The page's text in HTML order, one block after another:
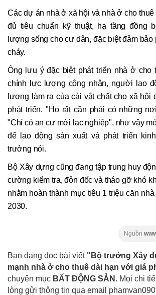
Các dự án nhà ở xã hội và nhà ở cho
đủ tiêu chuẩn kỹ thuật, hạ tầng đồng
lượng sống cho cư dân, đặc biệt đảm bảo
cháy.
Ông lưu ý đặc biệt phát triển nhà ở cho
chính lực lượng công nhân, người lao
lượng làm ra của cải vật chất cho xã hội
phát triển. "Họ rất cần phải có những
"Chỉ có an cư mới lạc nghiệp", như vậy
để lao động sản xuất và phát triển
trưởng nói.
Bộ Xây dựng cũng đang tập trung huy
cường kiểm tra, đôn đốc và tháo gỡ khó
nhằm hoàn thành mục tiêu 1 triệu căn
2030.
Nguồn
Bạn đang đọc bài viết "Bộ trưởng Xây
mạnh nhà ở cho thuê dài hạn với giá
chuyên mục BẤT ĐỘNG SẢN . Mọi chi
lòng gửi thông tin qua email